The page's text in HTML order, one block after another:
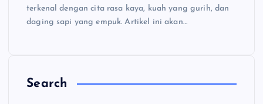
terkenal dengan cita rasa kaya, kuah yang gurih, dan
daging sapi yang empuk. Artikel ini akan…
Search